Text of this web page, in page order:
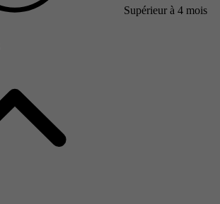
Supérieur à 4 mois